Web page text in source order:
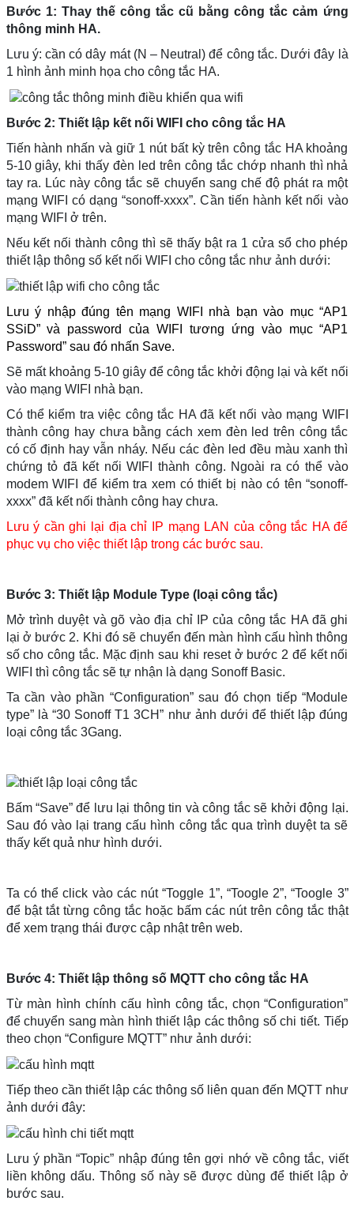
Bước 1: Thay thế công tắc cũ bằng công tắc cảm ứng
thông minh HA.
Lưu ý: cần có dây mát (N – Neutral) để công tắc. Dưới đây là
1 hình ảnh minh họa cho công tắc HA.
Bước 2: Thiết lập kết nối WIFI cho công tắc HA
Tiến hành nhấn và giữ 1 nút bất kỳ trên công tắc HA khoảng
5-10 giây, khi thấy đèn led trên công tắc chớp nhanh thì nhả
tay ra. Lúc này công tắc sẽ chuyển sang chế độ phát ra một
mạng WIFI có dạng “sonoff-xxxx”. Cần tiến hành kết nối vào
mạng WIFI ở trên.
Nếu kết nối thành công thì sẽ thấy bật ra 1 cửa sổ cho phép
thiết lập thông số kết nối WIFI cho công tắc như ảnh dưới:
Lưu ý nhập đúng tên mạng WIFI nhà bạn vào mục “AP1
SSiD” và password của WIFI tương ứng vào mục “AP1
Password” sau đó nhấn Save.
Sẽ mất khoảng 5-10 giây để công tắc khởi động lại và kết nối
vào mạng WIFI nhà bạn.
Có thể kiểm tra việc công tắc HA đã kết nối vào mạng WIFI
thành công hay chưa bằng cách xem đèn led trên công tắc
có cố định hay vẫn nháy. Nếu các đèn led đều màu xanh thì
chứng tỏ đã kết nối WIFI thành công. Ngoài ra có thể vào
modem WIFI để kiểm tra xem có thiết bị nào có tên “sonoff-
xxxx” đã kết nối thành công hay chưa.
Lưu ý cần ghi lại địa chỉ IP mạng LAN của công tắc HA để
phục vụ cho việc thiết lập trong các bước sau.
Bước 3: Thiết lập Module Type (loại công tắc)
Mở trình duyệt và gõ vào địa chỉ IP của công tắc HA đã ghi
lại ở bước 2. Khi đó sẽ chuyển đến màn hình cấu hình thông
số cho công tắc. Mặc định sau khi reset ở bước 2 để kết nối
WIFI thì công tắc sẽ tự nhận là dạng Sonoff Basic.
Ta cần vào phần “Configuration” sau đó chọn tiếp “Module
type” là “30 Sonoff T1 3CH” như ảnh dưới để thiết lập đúng
loại công tắc 3Gang.
Bấm “Save” để lưu lại thông tin và công tắc sẽ khởi động lại.
Sau đó vào lại trang cấu hình công tắc qua trình duyệt ta sẽ
thấy kết quả như hình dưới.
Ta có thể click vào các nút “Toggle 1”, “Toogle 2”, “Toogle 3”
để bật tắt từng công tắc hoặc bấm các nút trên công tắc thật
để xem trạng thái được cập nhật trên web.
Bước 4: Thiết lập thông số MQTT cho công tắc HA
Từ màn hình chính cấu hình công tắc, chọn “Configuration”
để chuyển sang màn hình thiết lập các thông số chi tiết. Tiếp
theo chọn “Configure MQTT” như ảnh dưới:
Tiếp theo cần thiết lập các thông số liên quan đến MQTT như
ảnh dưới đây:
Lưu ý phần “Topic” nhập đúng tên gợi nhớ về công tắc, viết
liền không dấu. Thông số này sẽ được dùng để thiết lập ở
bước sau.